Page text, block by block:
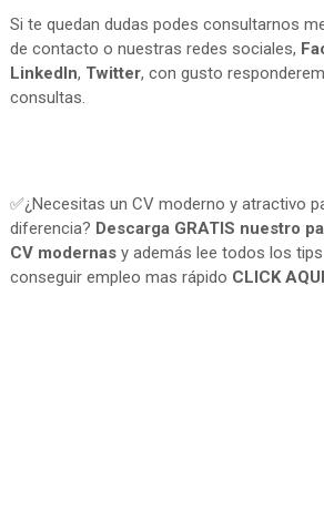
Si te quedan dudas podes consultarnos
de contacto o nuestras redes sociales,
LinkedIn, Twitter, con gusto
consultas.
✅¿Necesitas un CV moderno y atractivo
diferencia? Descarga GRATIS nuestro
CV modernasy además lee todos los
conseguir empleo mas rápido CLICK AQUI